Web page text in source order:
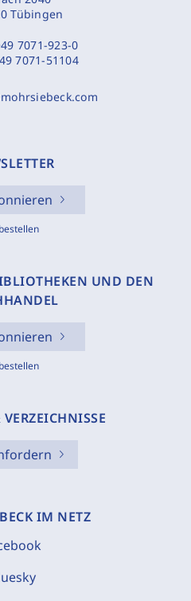
Tübingen
7071-923-0
7071-51104
UND DEN
IM NETZ